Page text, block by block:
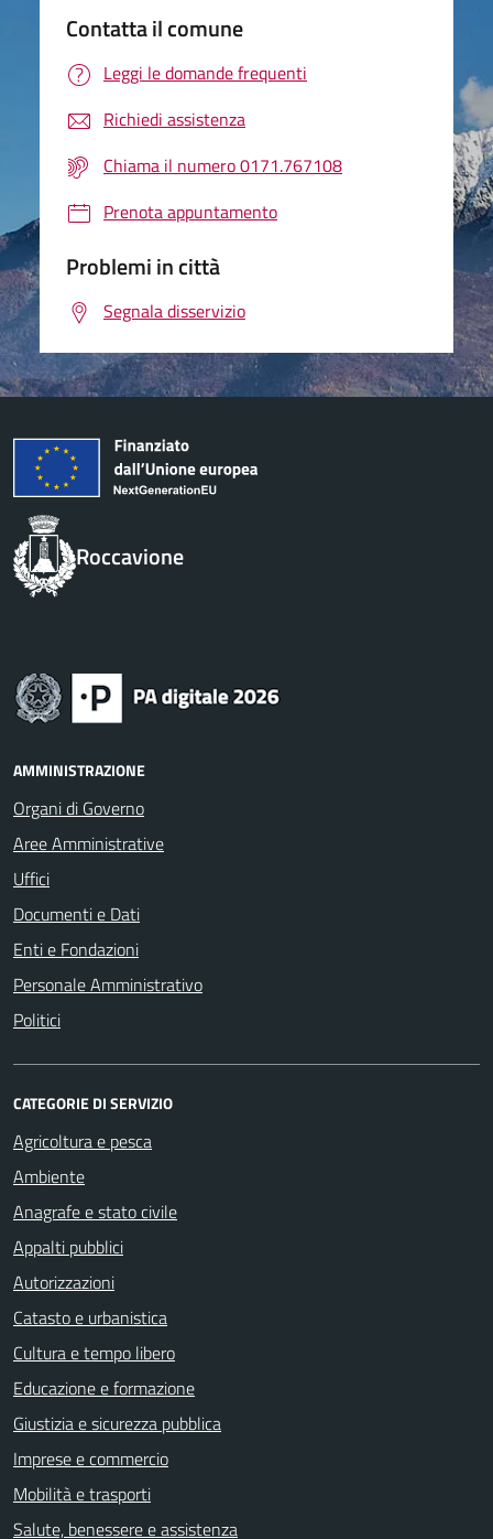
Contatta il comune
Leggi le domande frequenti
Richiedi assistenza
Chiama il numero 0171.767108
Prenota appuntamento
Problemi in città
Segnala disservizio
Roccavione
AMMINISTRAZIONE
Organi di Governo
Aree Amministrative
Uffici
Documenti e Dati
Enti e Fondazioni
Personale Amministrativo
Politici
CATEGORIE DI SERVIZIO
Agricoltura e pesca
Ambiente
Anagrafe e stato civile
Appalti pubblici
Autorizzazioni
Catasto e urbanistica
Cultura e tempo libero
Educazione e formazione
Giustizia e sicurezza pubblica
Imprese e commercio
Mobilità e trasporti
Salute, benessere e assistenza